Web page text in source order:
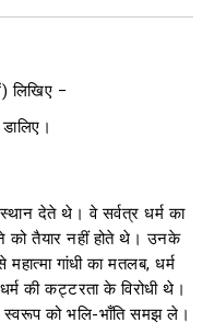
)लिखिए −
स्थान देते थे। वे सर्वत्र धर्म का
को तैयार नहीं होते थे। उनके
गांधी का मतलब, धर्म
की कट्टरता के विरोधी थे।
स्वरूप को भलि-भाँति समझ ले।